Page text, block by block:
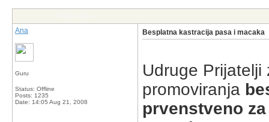
Ana
Guru
Status: Offline
Posts: 1235
Date: 14:05 Aug 21, 2008
Besplatna kastracija pasa i macaka
Udruge Prijatelji
promoviranja
prvenstveno